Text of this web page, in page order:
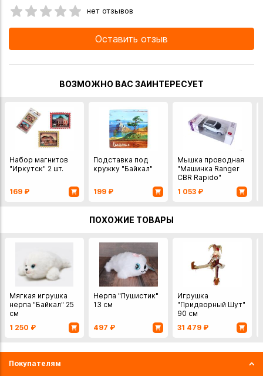
нет отзывов
Оставить отзыв
ВОЗМОЖНО ВАС ЗАИНТЕРЕСУЕТ
Набор магнитов
"Иркутск" 2 шт.
169 ₽
Подставка под
кружку "Байкал"
199 ₽
Мышка проводная
"Машинка Ranger
CBR Rapido"
1 053 ₽
ПОХОЖИЕ ТОВАРЫ
Мягкая игрушка
нерпа "Байкал" 25
см
1 250 ₽
Нерпа "Пушистик"
13 см
497 ₽
Игрушка
"Придворный Шут"
90 см
31 479 ₽
Покупателям